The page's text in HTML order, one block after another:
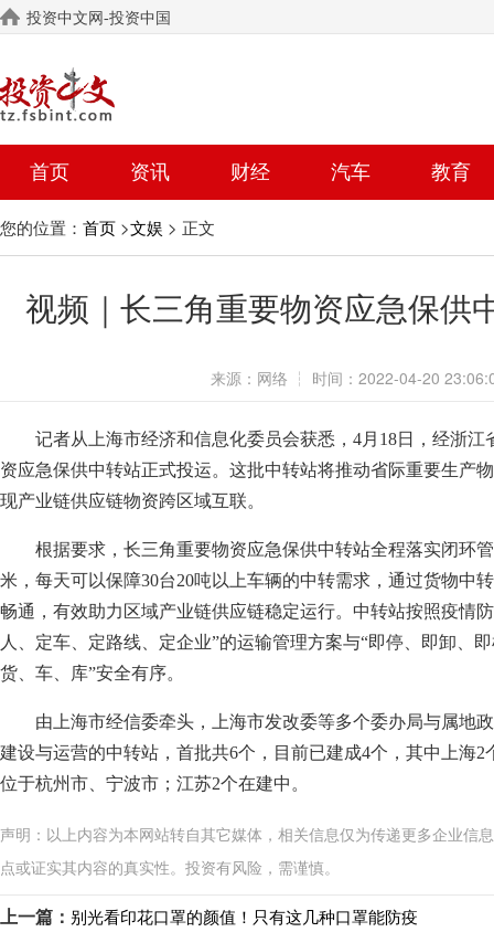
投资中文网-投资中国
首页 资讯 财经 汽车 教育
您的位置： 首页 >文娱 > 正文
视频｜长三角重要物资应急保供
来源： 网络 ┆ 时间： 2022-04-20
记者从上海市经济和信息化委员会获悉，4月18日，经浙
资应急保供中转站正式投运。这批中转站将推动省际重要生产
现产业链供应链物资跨区域互联。
根据要求，长三角重要物资应急保供中转站全程落实闭环
米，每天可以保障30台20吨以上车辆的中转需求，通过货物中
畅通，有效助力区域产业链供应链稳定运行。中转站按照疫情
人、定车、定路线、定企业”的运输管理方案与“即停、即卸、
货、车、库”安全有序。
由上海市经信委牵头，上海市发改委等多个委办局与属地
建设与运营的中转站，首批共6个，目前已建成4个，其中上海
位于杭州市、宁波市；江苏2个在建中。
声明：以上内容为本网站转自其它媒体，相关信息仅为传递更多企业信
点或证实其内容的真实性。投资有风险，需谨慎。
上一篇： 别光看印花口罩的颜值！只有这几种口罩能防疫